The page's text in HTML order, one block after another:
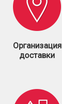
Организация
доставки